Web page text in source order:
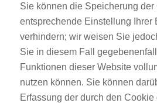
Sie können die Speicherung
entsprechende Einstellung Ihrer
verhindern; wir weisen Sie
Sie in diesem Fall
Funktionen dieser Website
nutzen können. Sie können
Erfassung der durch den